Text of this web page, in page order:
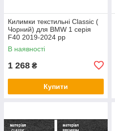
Килимки текстильні Classic (
Чорний) для BMW 1 серія
F40 2019-2024 рр
В наявності
1 268 ₴
Купити